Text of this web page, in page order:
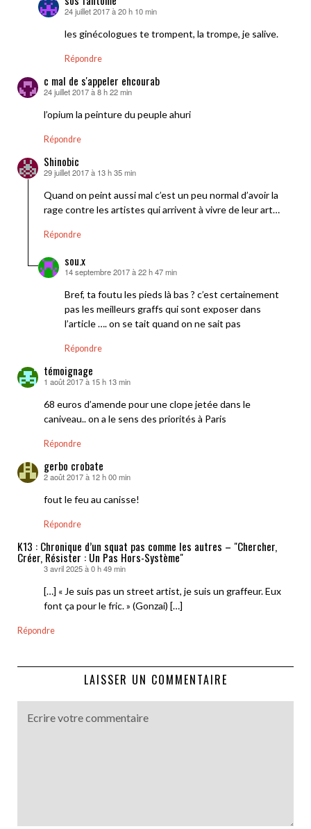
dit :
24 juillet 2017 à 20 h 10 min
les ginécologues te trompent, la trompe, je salive.
Répondre
c mal de s'appeler ehcourab
dit :
24 juillet 2017 à 8 h 22 min
l’opium la peinture du peuple ahuri
Répondre
Shinobic
dit :
29 juillet 2017 à 13 h 35 min
Quand on peint aussi mal c’est un peu normal d’avoir la
rage contre les artistes qui arrivent à vivre de leur art…
Répondre
sou.x
dit :
14 septembre 2017 à 22 h 47 min
Bref, ta foutu les pieds là bas ? c’est certainement
pas les meilleurs graffs qui sont exposer dans
l’article …. on se tait quand on ne sait pas
Répondre
témoignage
dit :
1 août 2017 à 15 h 13 min
68 euros d’amende pour une clope jetée dans le
caniveau.. on a le sens des priorités à Paris
Répondre
gerbo crobate
dit :
2 août 2017 à 12 h 00 min
fout le feu au canisse!
Répondre
K13 : Chronique d’un squat pas comme les autres – "Chercher,
Créer, Résister : Un Pas Hors-Système"
3 avril 2025 à 0 h 49 min
[…] « Je suis pas un street artist, je suis un graffeur. Eux
font ça pour le fric. » (Gonzai) […]
Répondre
LAISSER UN COMMENTAIRE